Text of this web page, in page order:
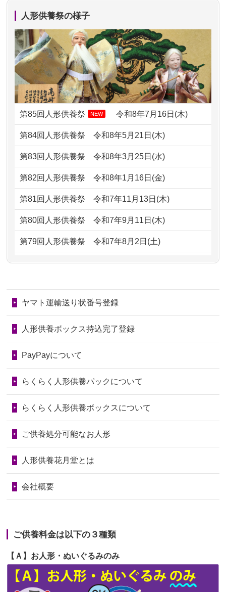
2026/07/10家から近かったので。
2026/07/08誰も住んでいない実家の片付けを始め
ました。 ...
2026/07/069年間自由が丘店を見守ってくれてあり
がとう。
2026/07/05しっかりとお人形たちの供養をしてい
ただけると...
2026/06/30長年大事にしてきた雛人形です、供養
していただ...
2026/06/29ガラスケースのまま引き取ってくださ
ました。お...
ので、お願...
2026/06/28以前和人形やぬいぐるみを供養いただ
いたことが...
の回りの物...
2026/06/28人形たちに これまで本当にありがとう
2026/06/24今は亡き両親が孫（私の子供）の初節
句に贈って...
2026/06/23ありがとうね
が伸びた時...
の祖父母か...
2026/06/20
雛人形をお道具も含め一式で引き取っ
てくださる...
2026/06/19
インターネット検索でホームページを
ですが？
2024/01/13お雛様のセットを供養・処分したいの
ですが、お雛様とお内裏様だ...
2024/01/13供養申込みの後、供養祭までお人形は
どうなってるのですか？
2024/01/13会社のようですが、きちんと供養して
供養が終わったお人形以外はどうして
るのですか？
しょうか？
2024/01/04ガラスケースは外しても良いですか？
人形供養祭の様子
第85回人形供養祭 NEW 令和8年7月16日(木)
第84回人形供養祭令和8年5月21日(木)
第83回人形供養祭令和8年3月25日(水)
第82回人形供養祭令和8年1月16日(金)
第81回人形供養祭令和7年11月13日(木)
第80回人形供養祭令和7年9月11日(木)
第79回人形供養祭令和7年8月2日(土)
第78回人形供養祭令和7年6月20日(金)
第76回人形供養祭令和7年2月28日(金)
第75回人形供養祭令和7年1月17日(金)
第73回人形供養祭令和6年10月17日(木)
第71回人形供養祭令和6年8月1日(木)
第70回人形供養祭令和6年6月21日(金)
第68回人形供養祭令和6年3月22日(金)
第65回人形供養祭令和5年11月09日(木)
第64回人形供養祭令和5年9月21日(木)
第63回人形供養祭 令和5年8月1日(火)
ヤマト運輸送り状番号登録
人形供養ボックス持込完了登録
PayPayについて
らくらく人形供養パックについて
らくらく人形供養ボックスについて
ご供養処分可能なお人形
人形供養花月堂とは
会社概要
ご供養料金は以下の３種類
【Ａ】お人形・ぬいぐるみのみ